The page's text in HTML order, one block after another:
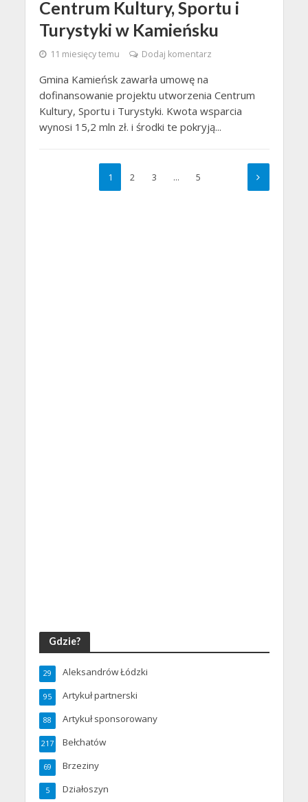
Centrum Kultury, Sportu i
Turystyki w Kamieńsku
11 miesięcy temu Dodaj komentarz
Gmina Kamieńsk zawarła umowę na
dofinansowanie projektu utworzenia Centrum
Kultury, Sportu i Turystyki. Kwota wsparcia
wynosi 15,2 mln zł. i środki te pokryją...
1 2 3 … 5
Gdzie?
Aleksandrów Łódzki
29
Artykuł partnerski
95
Artykuł sponsorowany
88
Bełchatów
217
Brzeziny
69
Działoszyn
5